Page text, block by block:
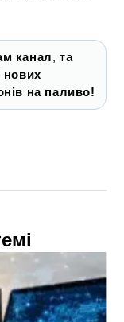
канал, та
нових
на паливо!